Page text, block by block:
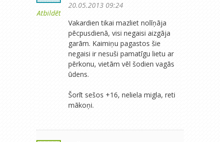
Atbildēt
20.05.2013 09:24
Vakardien tikai mazliet nolīņāja
pēcpusdienā, visi negaisi aizgāja
garām. Kaimiņu pagastos šie
negaisi ir nesuši pamatīgu lietu ar
pērkonu, vietām vēl šodien vagās
ūdens.
Šorīt sešos +16, neliela migla, reti
mākoņi.